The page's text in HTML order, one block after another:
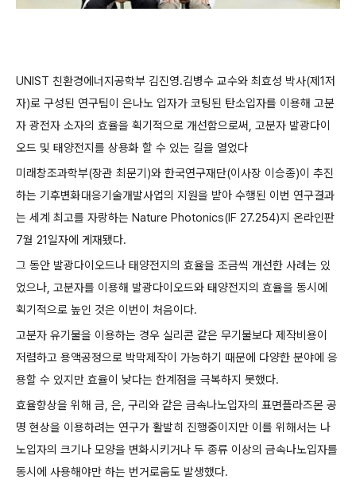
UNIST 친환경에너지공학부 김진영․김병수 교수와 최효성 박사(제1저
자)로 구성된 연구팀이 은나노 입자가 코팅된 탄소입자를 이용해 고분
자 광전자 소자의 효율을 획기적으로 개선함으로써, 고분자 발광다이
오드 및 태양전지를 상용화 할 수 있는 길을 열었다
미래창조과학부(장관 최문기)와 한국연구재단(이사장 이승종)이 추진
하는 기후변화대응기술개발사업의 지원을 받아 수행된 이번 연구결과
는 세계 최고를 자랑하는 Nature Photonics(IF 27.254)지 온라인판
7월 21일자에 게재됐다.
그 동안 발광다이오드나 태양전지의 효율을 조금씩 개선한 사례는 있
었으나, 고분자를 이용해 발광다이오드와 태양전지의 효율을 동시에
획기적으로 높인 것은 이번이 처음이다.
고분자 유기물을 이용하는 경우 실리콘 같은 무기물보다 제작비용이
저렴하고 용액공정으로 박막제작이 가능하기 때문에 다양한 분야에 응
용할 수 있지만 효율이 낮다는 한계점을 극복하지 못했다.
효율향상을 위해 금, 은, 구리와 같은 금속나노입자의 표면플라즈몬 공
명 현상을 이용하려는 연구가 활발히 진행중이지만 이를 위해서는 나
노입자의 크기나 모양을 변화시키거나 두 종류 이상의 금속나노입자를
동시에 사용해야만 하는 번거로움도 발생했다.